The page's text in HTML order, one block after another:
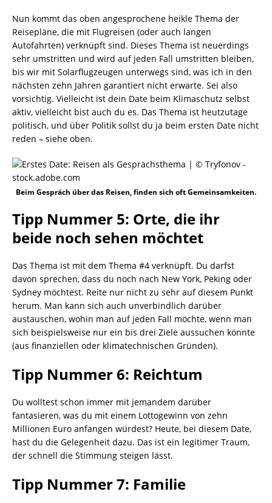
Nun kommt das oben angesprochene heikle Thema der
Reisepläne, die mit Flugreisen (oder auch langen
Autofahrten) verknüpft sind. Dieses Thema ist neuerdings
sehr umstritten und wird auf jeden Fall umstritten bleiben,
bis wir mit Solarflugzeugen unterwegs sind, was ich in den
nächsten zehn Jahren garantiert nicht erwarte. Sei also
vorsichtig. Vielleicht ist dein Date beim Klimaschutz selbst
aktiv, vielleicht bist auch du es. Das Thema ist heutzutage
politisch, und über Politik sollst du ja beim ersten Date nicht
reden – siehe oben.
Beim Gespräch über das Reisen, finden sich oft Gemeinsamkeiten.
Tipp Nummer 5: Orte, die ihr
beide noch sehen möchtet
Das Thema ist mit dem Thema #4 verknüpft. Du darfst
davon sprechen, dass du noch nach New York, Peking oder
Sydney möchtest. Reite nur nicht zu sehr auf diesem Punkt
herum. Man kann sich auch unverbindlich darüber
austauschen, wohin man auf jeden Fall möchte, wenn man
sich beispielsweise nur ein bis drei Ziele aussuchen könnte
(aus finanziellen oder klimatechnischen Gründen).
Tipp Nummer 6: Reichtum
Du wolltest schon immer mit jemandem darüber
fantasieren, was du mit einem Lottogewinn von zehn
Millionen Euro anfangen würdest? Heute, bei diesem Date,
hast du die Gelegenheit dazu. Das ist ein legitimer Traum,
der schnell die Stimmung steigen lässt.
Tipp Nummer 7: Familie